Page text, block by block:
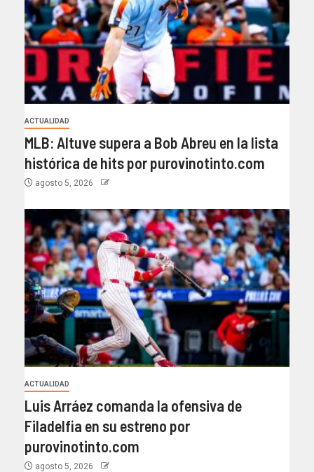
ACTUALIDAD
MLB: Altuve supera a Bob Abreu en la lista
histórica de hits por purovinotinto.com
agosto 5, 2026
ACTUALIDAD
Luis Arráez comanda la ofensiva de
Filadelfia en su estreno por
purovinotinto.com
agosto 5, 2026